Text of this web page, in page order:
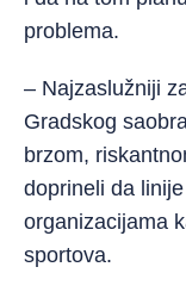
problema.
– Najzaslužniji
Gradskog
brzom,
doprineli da
organizacijama
sportova.